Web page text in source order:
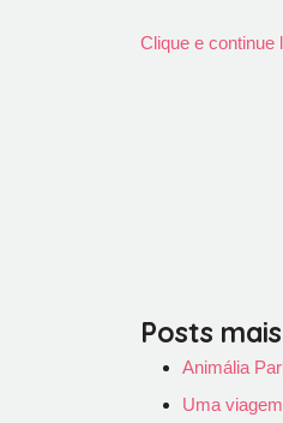
Clique e continue
Posts
Animália
Uma